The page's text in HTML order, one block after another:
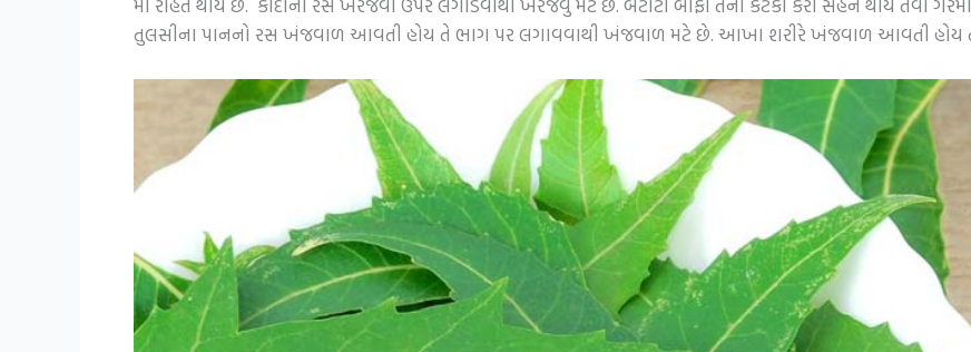
તુલસીના પાનનો રસ ખંજવાળ આવતી હોય તે ભાગ પર લગાવવાથી ખંજવાળ મટે છે. આખા શરીરે ખંજવાળ આવતી હોય તો